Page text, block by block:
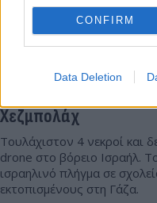
CONFIRM
Data Deletion
Μέση Ανατολή:
Χεζμπολάχ
Τουλάχιστον 4 νεκροί και
drone στο βόρειο Ισραήλ.
ισραηλινό πλήγμα σε
εκτοπισμένους στη Γάζα.